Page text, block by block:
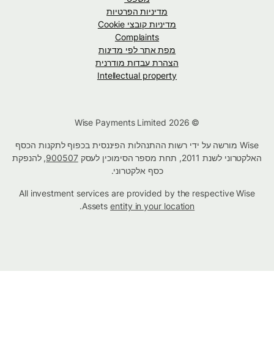
מדיניות הפרטיות
מדיניות קובצי Cookie
Complaints
מפת אתר לפי מדינות
הצהרת עבדות מודרנית
Intellectual property
Wise מורשה על ידי רשות ההתנהלות הפיננסית בכפוף לתקנות הכסף
האלקטרוני לשנת 2011, תחת מספר הסימוכין לעסק
900507, להנפקת
כסף אלקטרוני.
All investment services are provided by the respective Wise
Assetsentity in your location
.